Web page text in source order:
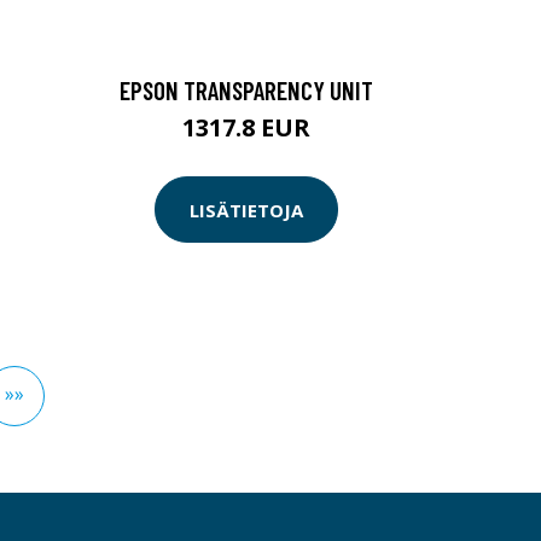
EPSON TRANSPARENCY UNIT
1317.8 EUR
LISÄTIETOJA
»»